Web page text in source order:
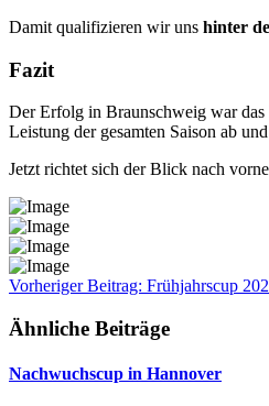
Damit qualifizieren wir uns hinter
Fazit
Der Erfolg in Braunschweig war das
Leistung der gesamten Saison ab
Jetzt richtet sich der Blick nach
Vorheriger Beitrag: Frühjahrscup
Ähnliche Beiträge
Nachwuchscup in Hannover